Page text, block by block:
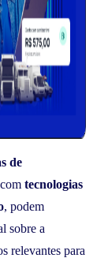
de
tecnologias
, podem
sobre a
relevantes para